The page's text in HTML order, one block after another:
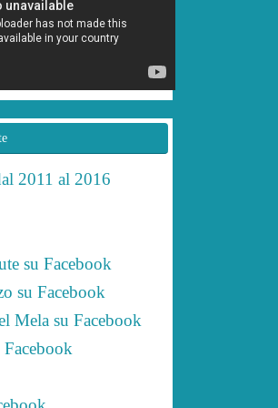
2011 al 2016
su Facebook
su Facebook
Mela su Facebook